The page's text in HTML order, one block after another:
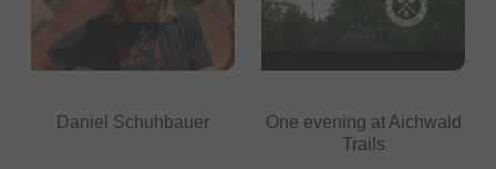
Daniel Schuhbauer
One evening at Aichwald
Trails